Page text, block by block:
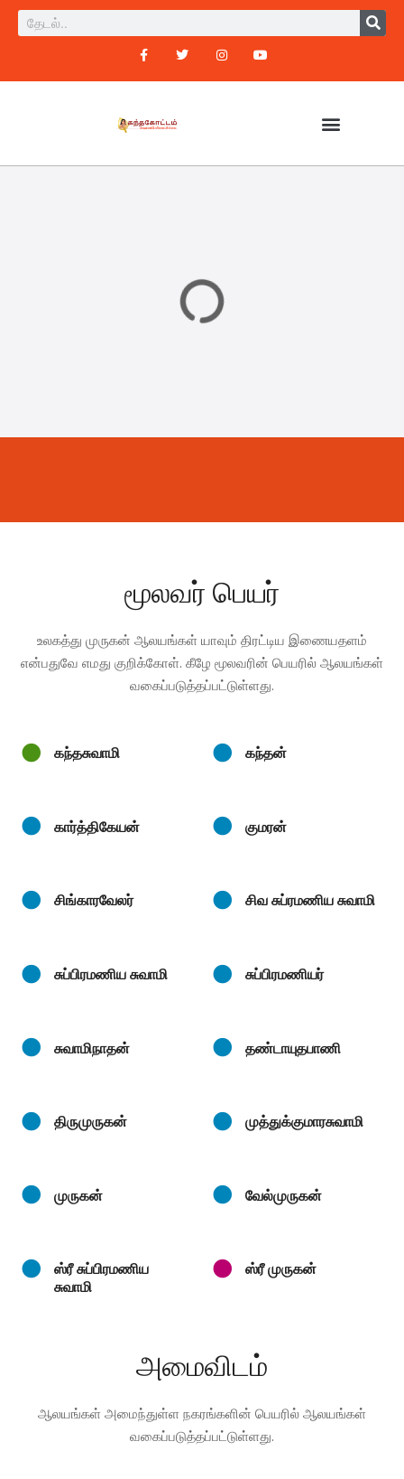
மூலவர் பெயர்
உலகத்து முருகன் ஆலயங்கள் யாவும் திரட்டிய இணையதளம்
என்பதுவே எமது குறிக்கோள். கீழே மூலவரின் பெயரில் ஆலயங்கள்
வகைப்படுத்தப்பட்டுள்ளது.
கந்தசுவாமி கந்தன்
கார்த்திகேயன் குமரன்
சிங்காரவேலர் சிவ சுப்ரமணிய சுவாமி
சுப்பிரமணிய சுவாமி சுப்பிரமணியர்
சுவாமிநாதன் தண்டாயுதபாணி
திருமுருகன் முத்துக்குமாரசுவாமி
முருகன் வேல்முருகன்
ஸ்ரீ சுப்பிரமணிய
சுவாமி
ஸ்ரீ முருகன்
அமைவிடம்
ஆலயங்கள் அமைந்துள்ள நகரங்களின் பெயரில் ஆலயங்கள்
வகைப்படுத்தப்பட்டுள்ளது.